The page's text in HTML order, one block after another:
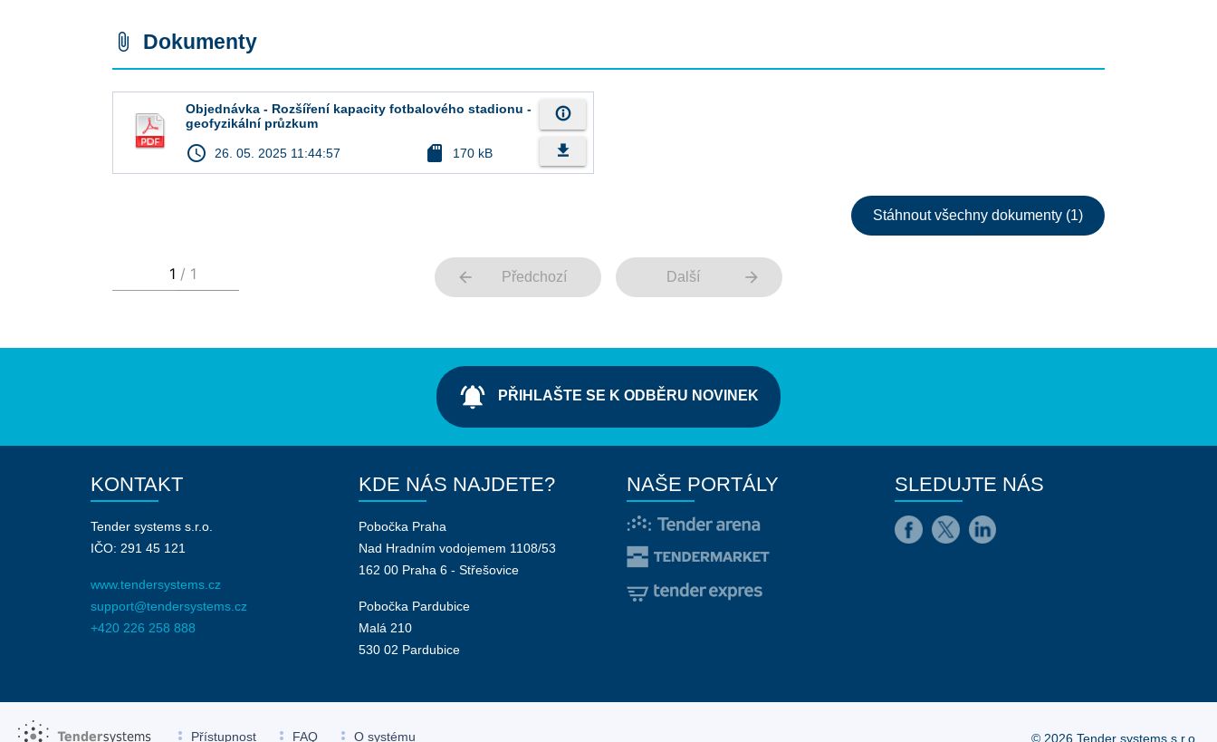
attach_file Dokumenty
Objednávka - Rozšíření kapacity fotbalového stadionu -
geofyzikální průzkum
access_time 26. 05. 2025 11:44:57 sd_card 170 kB
info_outline
file_download
Stáhnout všechny dokumenty (1)
arrow_back Předchozí Další arrow_forward
notifications_active PŘIHLAŠTE SE K ODBĚRU NOVINEK
KONTAKT
Tender systems s.r.o.
IČO: 291 45 121
www.tendersystems.cz
support@tendersystems.cz
+420 226 258 888
KDE NÁS NAJDETE?
Pobočka Praha
Nad Hradním vodojemem 1108/53
162 00 Praha 6 - Střešovice
Pobočka Pardubice
Malá 210
530 02 Pardubice
NAŠE PORTÁLY SLEDUJTE NÁS
Přístupnost FAQ O systému © 2026 Tender systems s.r.o.